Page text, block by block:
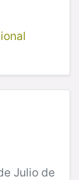
Julio de